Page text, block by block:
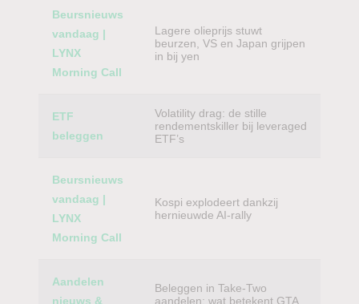
Beursnieuws
vandaag |
LYNX
Morning Call
Lagere olieprijs stuwt
beurzen, VS en Japan grijpen
in bij yen
ETF
beleggen
Volatility drag: de stille
rendementskiller bij leveraged
ETF’s
Beursnieuws
vandaag |
LYNX
Morning Call
Kospi explodeert dankzij
hernieuwde AI-rally
Aandelen
nieuws &
Beleggen in Take-Two
aandelen: wat betekent GTA